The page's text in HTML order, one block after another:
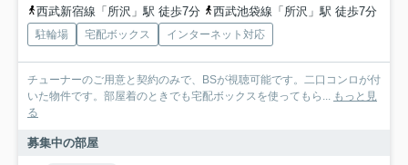
西武新宿線「所沢」駅 徒歩7分
西武池袋線「所沢」駅 徒歩7分
駐輪場 宅配ボックス インターネット対応
チューナーのご用意と契約のみで、BSが視聴可能です。二口コンロが付
いた物件です。部屋着のときでも宅配ボックスを使ってもら... もっと見
る
募集中の部屋